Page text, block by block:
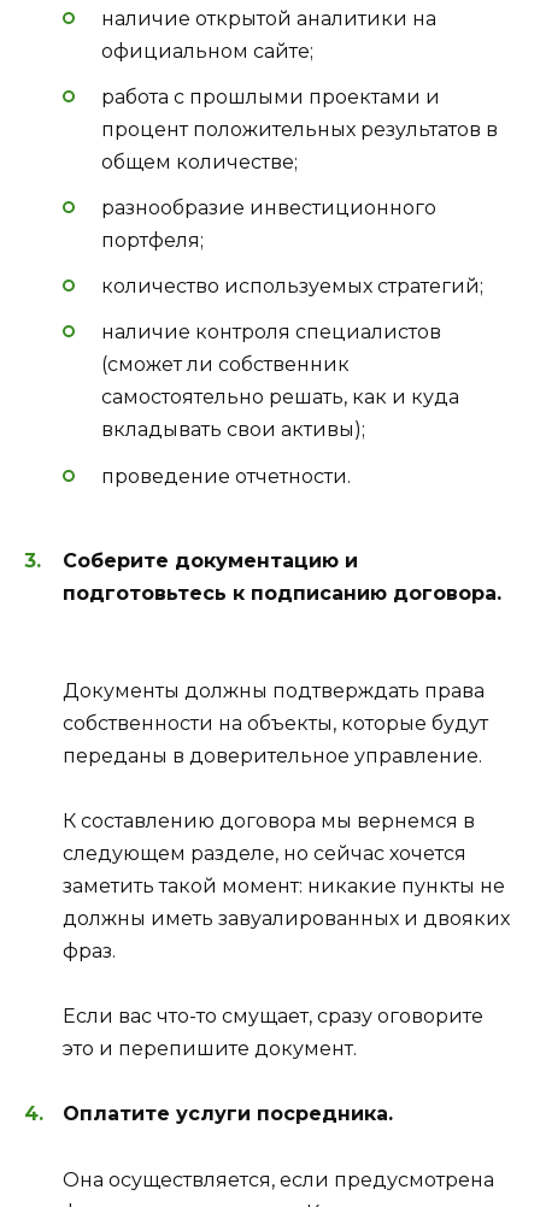
наличие открытой аналитики на
официальном сайте;
работа с прошлыми проектами и
процент положительных результатов в
общем количестве;
разнообразие инвестиционного
портфеля;
количество используемых стратегий;
наличие контроля специалистов
(сможет ли собственник
самостоятельно решать, как и куда
вкладывать свои активы);
проведение отчетности.
Соберите документацию и
подготовьтесь к подписанию договора.
Документы должны подтверждать права
собственности на объекты, которые будут
переданы в доверительное управление.
К составлению договора мы вернемся в
следующем разделе, но сейчас хочется
заметить такой момент: никакие пункты не
должны иметь завуалированных и двояких
фраз.
Если вас что-то смущает, сразу оговорите
это и перепишите документ.
Оплатите услуги посредника.
Она осуществляется, если предусмотрена